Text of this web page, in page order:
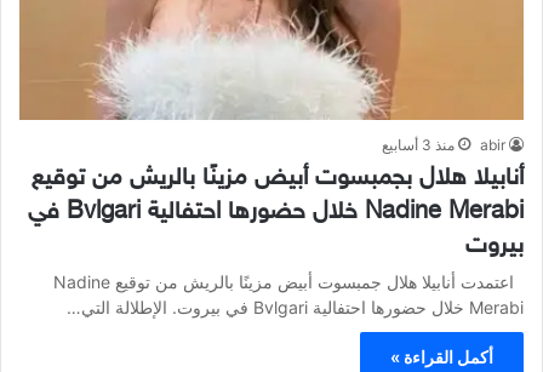
abir منذ 3 أسابيع
أنابيلا هلال بجمبسوت أبيض مزينًا بالريش من توقيع
Nadine Merabi خلال حضورها احتفالية Bvlgari في
بيروت
اعتمدت أنابيلا هلال جمبسوت أبيض مزينًا بالريش من توقيع Nadine
Merabi خلال حضورها احتفالية Bvlgari في بيروت. الإطلالة التي…
أكمل القراءة »